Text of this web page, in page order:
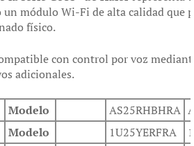
módulo Wi-Fi de alta calidad que
físico.
con control por voz
adicionales.
Modelo AS25RHBHRA
Modelo 1U25YERFRA